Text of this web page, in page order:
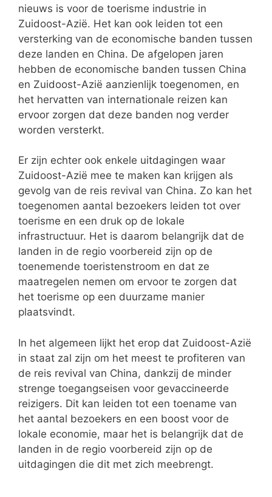
nieuws is voor de toerisme industrie in
Zuidoost-Azië. Het kan ook leiden tot een
versterking van de economische banden tussen
deze landen en China. De afgelopen jaren
hebben de economische banden tussen China
en Zuidoost-Azië aanzienlijk toegenomen, en
het hervatten van internationale reizen kan
ervoor zorgen dat deze banden nog verder
worden versterkt.
Er zijn echter ook enkele uitdagingen waar
Zuidoost-Azië mee te maken kan krijgen als
gevolg van de reis revival van China. Zo kan het
toegenomen aantal bezoekers leiden tot over
toerisme en een druk op de lokale
infrastructuur. Het is daarom belangrijk dat de
landen in de regio voorbereid zijn op de
toenemende toeristenstroom en dat ze
maatregelen nemen om ervoor te zorgen dat
het toerisme op een duurzame manier
plaatsvindt.
In het algemeen lijkt het erop dat Zuidoost-Azië
in staat zal zijn om het meest te profiteren van
de reis revival van China, dankzij de minder
strenge toegangseisen voor gevaccineerde
reizigers. Dit kan leiden tot een toename van
het aantal bezoekers en een boost voor de
lokale economie, maar het is belangrijk dat de
landen in de regio voorbereid zijn op de
uitdagingen die dit met zich meebrengt.